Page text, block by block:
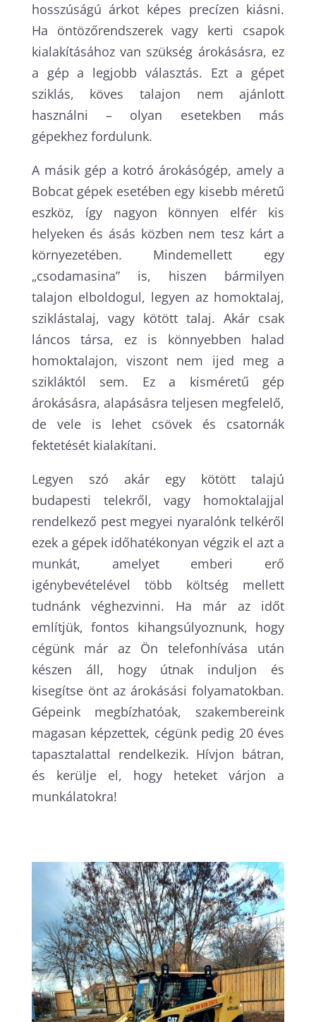
hosszúságú árkot képes precízen kiásni.
Ha öntözőrendszerek vagy kerti csapok
kialakításához van szükség árokásásra, ez
a gép a legjobb választás. Ezt a gépet
sziklás, köves talajon nem ajánlott
használni – olyan esetekben más
gépekhez fordulunk.
A másik gép a kotró árokásógép, amely a
Bobcat gépek esetében egy kisebb méretű
eszköz, így nagyon könnyen elfér kis
helyeken és ásás közben nem tesz kárt a
környezetében. Mindemellett egy
„csodamasina” is, hiszen bármilyen
talajon elboldogul, legyen az homoktalaj,
sziklástalaj, vagy kötött talaj. Akár csak
láncos társa, ez is könnyebben halad
homoktalajon, viszont nem ijed meg a
szikláktól sem. Ez a kisméretű gép
árokásásra, alapásásra teljesen megfelelő,
de vele is lehet csövek és csatornák
fektetését kialakítani.
Legyen szó akár egy kötött talajú
budapesti telekről, vagy homoktalajjal
rendelkező pest megyei nyaralónk telkéről
ezek a gépek időhatékonyan végzik el azt a
munkát, amelyet emberi erő
igénybevételével több költség mellett
tudnánk véghezvinni. Ha már az időt
említjük, fontos kihangsúlyoznunk, hogy
cégünk már az Ön telefonhívása után
készen áll, hogy útnak induljon és
kisegítse önt az árokásási folyamatokban.
Gépeink megbízhatóak, szakembereink
magasan képzettek, cégünk pedig 20 éves
tapasztalattal rendelkezik. Hívjon bátran,
és kerülje el, hogy heteket várjon a
munkálatokra!